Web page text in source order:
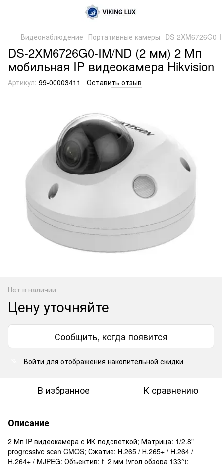
Видеонаблюдение Портативные камеры DS-
DS-2XM6726G0-IM/ND (2 мм) 2 Мп
мобильная IP видеокамера Hikvision
Артикул: 99-00003411 Оставить отзыв
Нет в наличии
Цену уточняйте
Сообщить, когда появится
Войти для отображения накопительной скидки
В избранное К сравнению
Описание
2 Мп IP видеокамера с ИК подсветкой; Матрица: 1/2.8"
progressive scan CMOS; Сжатие: Н.265 / Н.265+ / H.264 /
H.264+ / MJPEG; Объектив: f=2 мм (угол обзора 133°);